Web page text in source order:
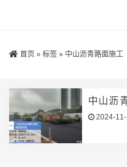
首页 » 标签 » 中山沥青路面施工
中山沥
2024-11-